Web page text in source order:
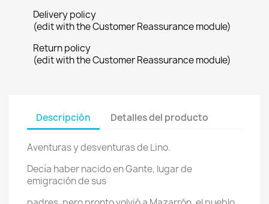
Delivery policy
(edit with the Customer Reassurance module)
Return policy
(edit with the Customer Reassurance module)
Descripción Detalles del producto
Aventuras y desventuras de Lino.
Decı́a haber nacido en Gante, lugar de
emigración de sus